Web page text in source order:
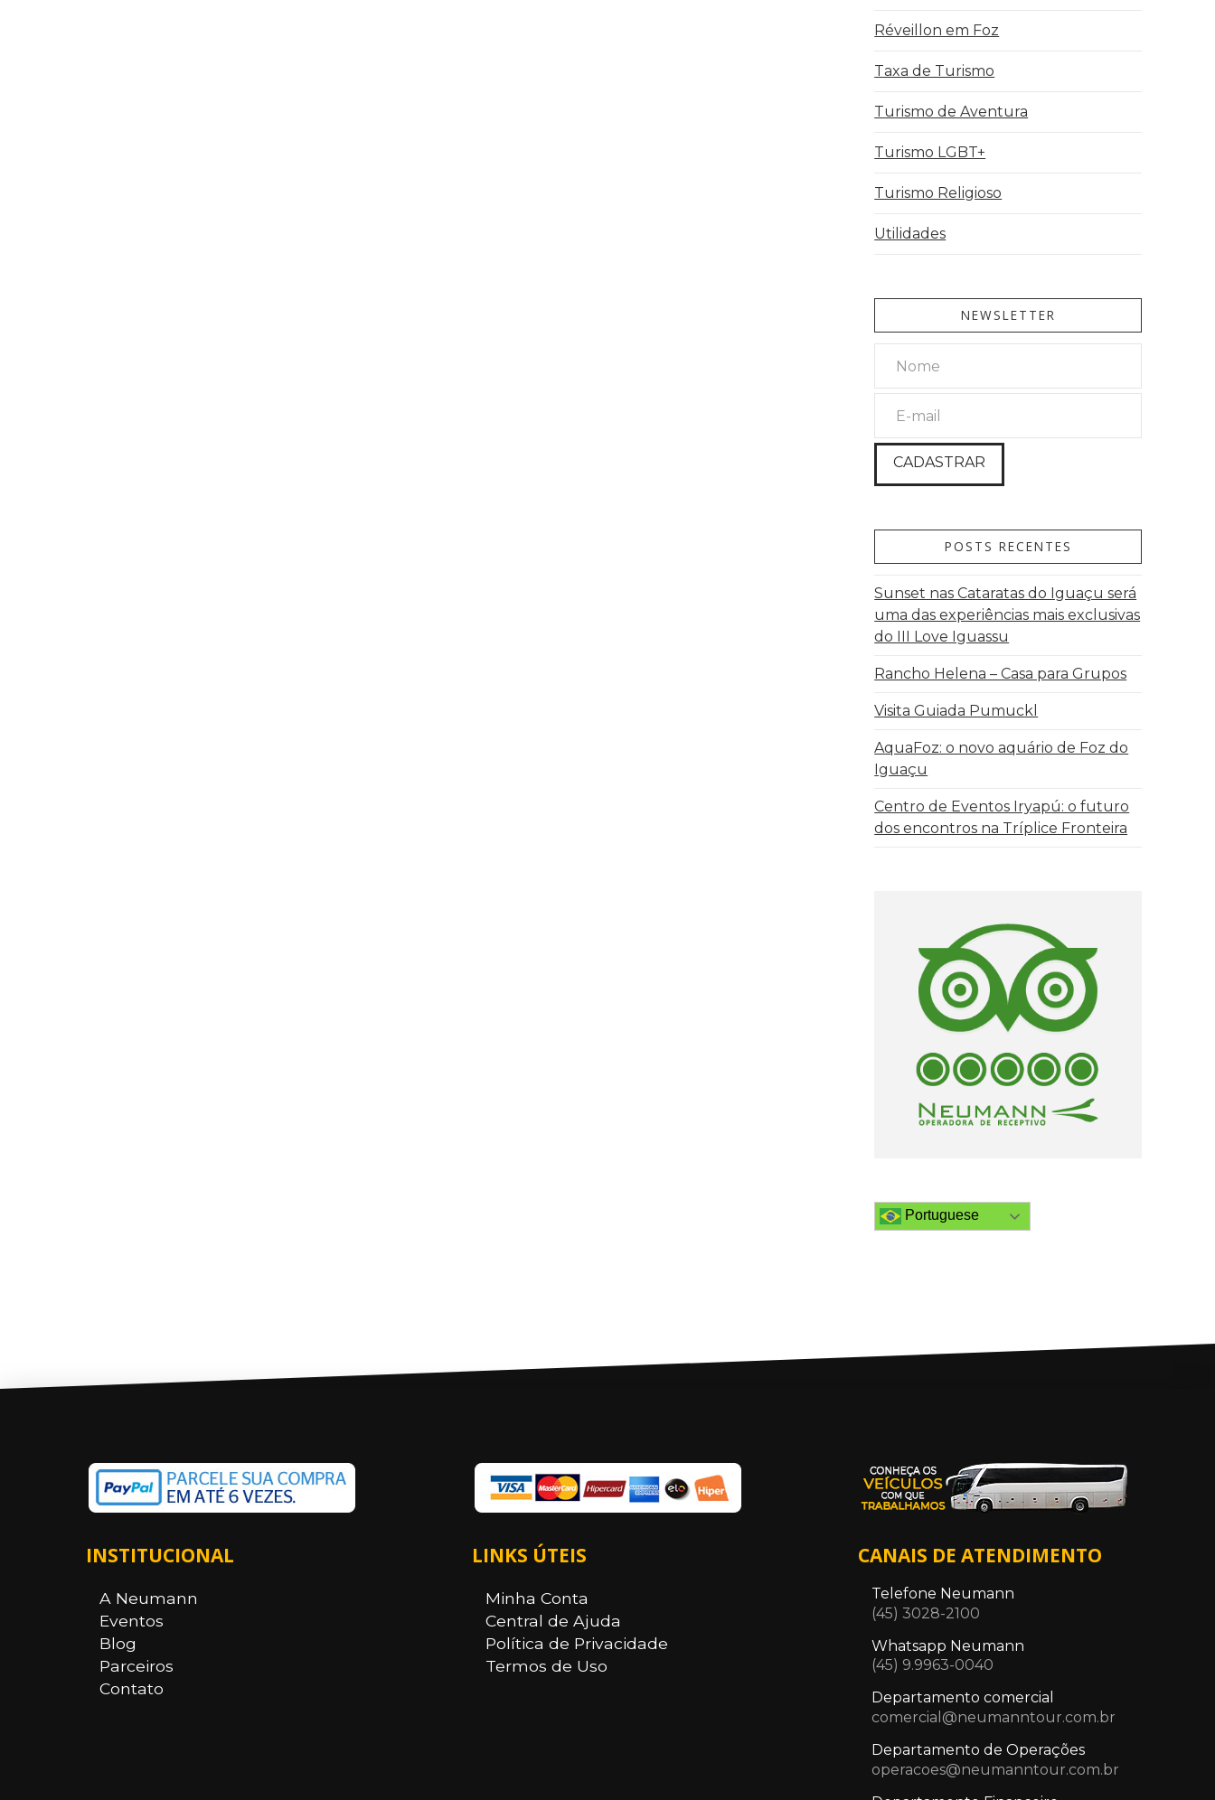
Réveillon em Foz
Taxa de Turismo
Turismo de Aventura
Turismo LGBT+
Turismo Religioso
Utilidades
NEWSLETTER
POSTS RECENTES
Sunset nas Cataratas do Iguaçu será
uma das experiências mais exclusivas
do III Love Iguassu
Rancho Helena – Casa para Grupos
Visita Guiada Pumuckl
AquaFoz: o novo aquário de Foz do
Iguaçu
Centro de Eventos Iryapú: o futuro
dos encontros na Tríplice Fronteira
Portuguese
INSTITUCIONAL
A Neumann
Eventos
Blog
Parceiros
Contato
LINKS ÚTEIS
Minha Conta
Central de Ajuda
Política de Privacidade
Termos de Uso
CANAIS DE ATENDIMENTO
Telefone Neumann
(45) 3028-2100
Whatsapp Neumann
(45) 9.9963-0040
Departamento comercial
comercial@neumanntour.com.br
Departamento de Operações
operacoes@neumanntour.com.br